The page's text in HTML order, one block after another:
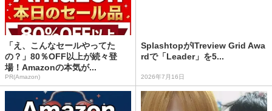
「え、こんなセールやってた
の？」80％OFF以上が続々登
場！Amazonの本気が...
PR(Amazon)
SplashtopがITreview Grid Awa
rdで「Leader」を5...
2026年7月16日